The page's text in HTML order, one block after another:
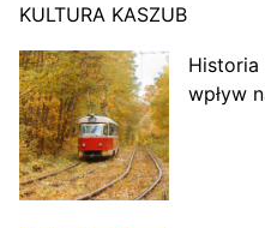
KULTURA KASZUB
Historia
wpływ